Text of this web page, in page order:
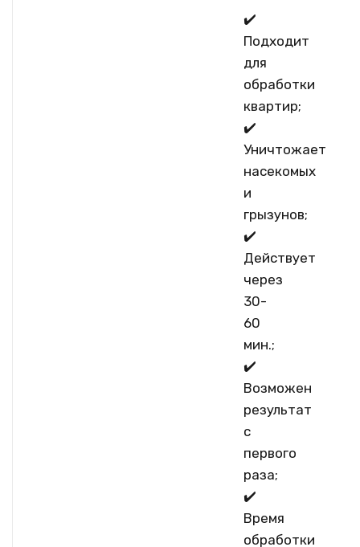
✔️
Подходит
для
обработки
квартир;
✔️
Уничтожает
насекомых
и
грызунов;
✔️
Действует
через
30-
60
мин.;
✔️
Возможен
результат
с
первого
раза;
✔️
Время
обработки
Пользовательское соглашение